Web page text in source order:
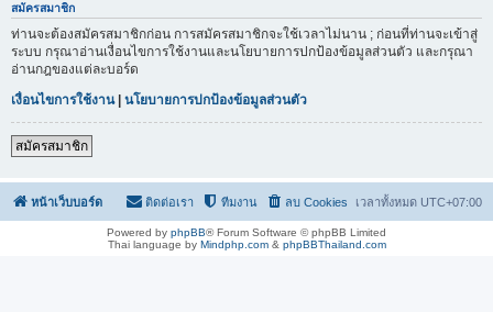
สมัครสมาชิก
ท่านจะต้องสมัครสมาชิกก่อน การสมัครสมาชิกจะใช้เวลาไม่นาน ; ก่อนที่ท่านจะเข้าสู่
ระบบ กรุณาอ่านเงื่อนไขการใช้งานและนโยบายการปกป้องข้อมูลส่วนตัว และกรุณา
อ่านกฎของแต่ละบอร์ด
เงื่อนไขการใช้งาน| นโยบายการปกป้องข้อมูลส่วนตัว
สมัครสมาชิก
หน้าเว็บบอร์ด เวลาทั้งหมด UTC+07:00
ลบ Cookies
ทีมงาน
ติดต่อเรา
Powered by phpBB® Forum Software © phpBB Limited
Thai language by Mindphp.com& phpBBThailand.com